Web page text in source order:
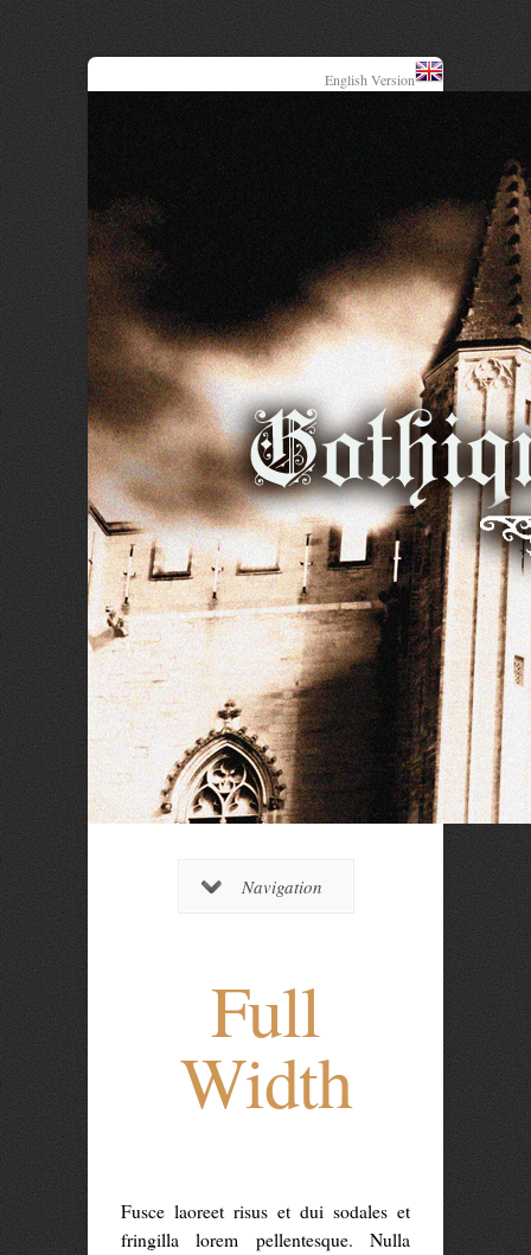
English Version
Navigation
Full
Width
Fusce laoreet risus et dui sodales et
fringilla lorem pellentesque. Nulla